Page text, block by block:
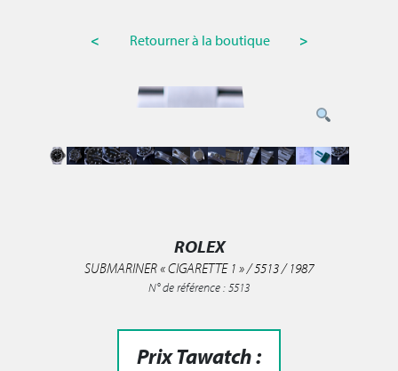
< Retourner à la boutique >
ROLEX
SUBMARINER « CIGARETTE 1 » / 5513 / 1987
N° de référence : 5513
Prix Tawatch :